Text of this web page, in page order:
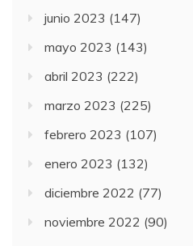
junio 2023 (147)
mayo 2023 (143)
abril 2023 (222)
marzo 2023 (225)
febrero 2023 (107)
enero 2023 (132)
diciembre 2022 (77)
noviembre 2022 (90)